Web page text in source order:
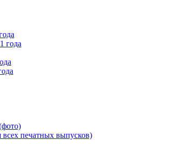
года
печатных выпусков)